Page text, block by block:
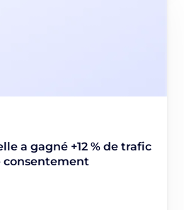
a gagné +12 % de trafic
consentement